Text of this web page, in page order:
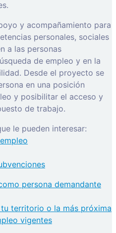
y acompañamiento para
personales, sociales
a las personas
de empleo y en la
Desde el proyecto se
en una posición
y posibilitar el acceso y
de trabajo.
le pueden interesar:
persona demandante
territorio o la más próxima
vigentes